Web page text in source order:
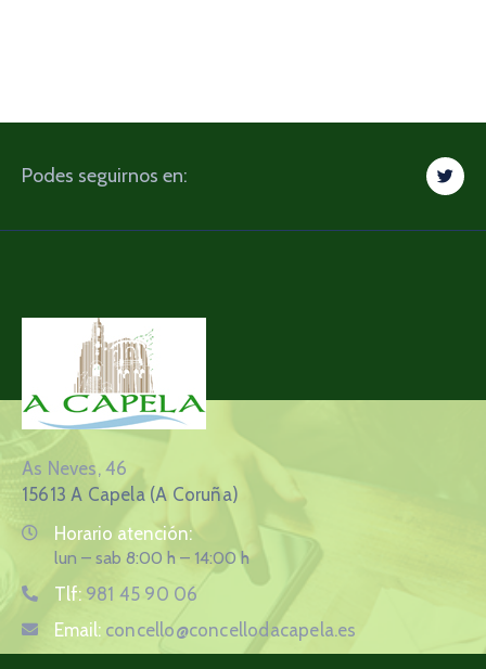
Podes seguirnos en:
As Neves, 46
15613 A Capela (A Coruña)
Horario atención:
lun – sab 8:00 h – 14:00 h
Tlf: 981 45 90 06
Email: concello@concellodacapela.es